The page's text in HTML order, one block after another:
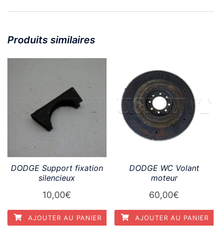
Produits similaires
DODGE Support fixation
silencieux
10,00€
AJOUTER AU PANIER
DODGE WC Volant
moteur
60,00€
AJOUTER AU PANIER